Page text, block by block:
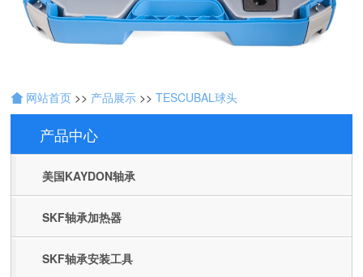
网站首页 >> 产品展示 >> TESCUBAL球头
产品中心
Products
美国KAYDON轴承
SKF轴承加热器
SKF轴承安装工具